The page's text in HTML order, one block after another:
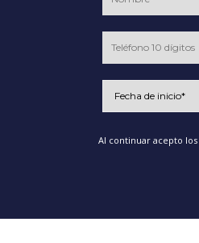
Al continuar acepto los